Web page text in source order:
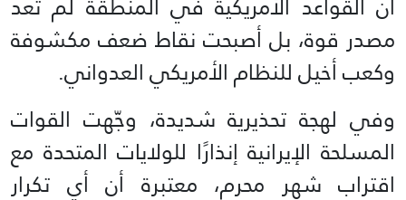
مصدر قوة، بل أصبحت نقاط ضعف مكشوفة
وكعب أخيل للنظام الأمريكي العدواني.
وفي لهجة تحذيرية شديدة، وجّهت القوات
المسلحة الإيرانية إنذارًا للولايات المتحدة مع
اقتراب شهر محرم، معتبرة أن أي تكرار